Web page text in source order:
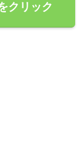
クリック